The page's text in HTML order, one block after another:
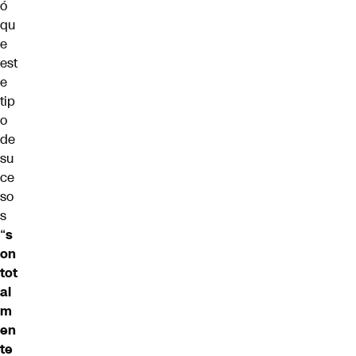
ó
qu
e
est
e
tip
o
de
su
ce
so
s
“s
on
tot
al
m
en
te